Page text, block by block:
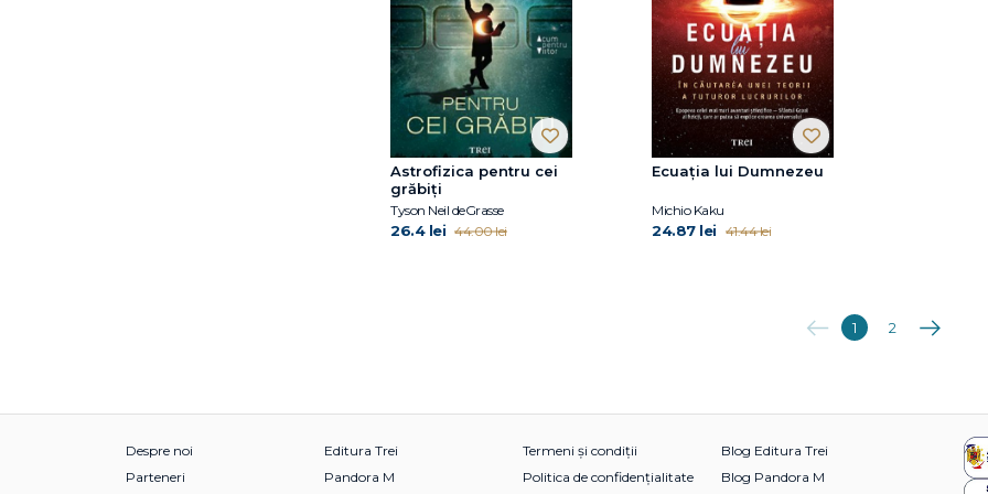
Astrofizica pentru cei
grăbiți
Tyson Neil deGrasse
26.4 lei 44.00 lei
Ecuația lui Dumnezeu
Michio Kaku
24.87 lei 41.44 lei
Anterioara
1 2
Despre noi
Parteneri
Editura Trei
Pandora M
Termeni și condiții
Politica de confidențialitate
Blog Editura Trei
Blog Pandora M